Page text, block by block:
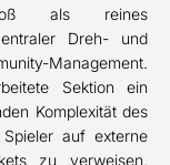
als reines
Dreh- und
Management.
Sektion ein
Komplexität des
auf externe
zu verweisen,